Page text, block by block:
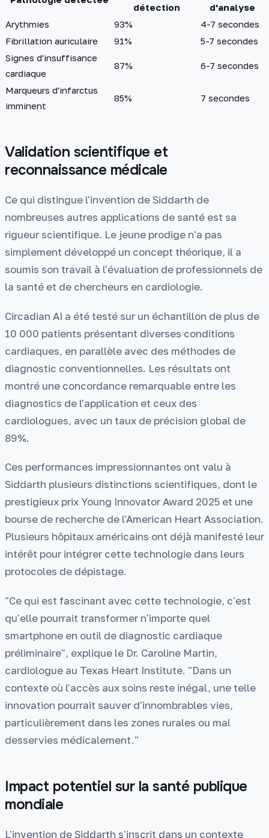
détection
d'analyse
Arythmies
93%
4-7 secondes
Fibrillation auriculaire
91%
5-7 secondes
Signes d'insuffisance
cardiaque
87% 6-7 secondes
Marqueurs d'infarctus
imminent
85% 7 secondes
Validation scientifique et
reconnaissance médicale
Ce qui distingue l'invention de Siddarth de
nombreuses autres applications de santé est sa
rigueur scientifique. Le jeune prodige n'a pas
simplement développé un concept théorique, il a
soumis son travail à l'évaluation de professionnels de
la santé et de chercheurs en cardiologie.
Circadian AI a été testé sur un échantillon de plus de
10 000 patients présentant diverses conditions
cardiaques, en parallèle avec des méthodes de
diagnostic conventionnelles. Les résultats ont
montré une concordance remarquable entre les
diagnostics de l'application et ceux des
cardiologues, avec un taux de précision global de
89%.
Ces performances impressionnantes ont valu à
Siddarth plusieurs distinctions scientifiques, dont le
prestigieux prix Young Innovator Award 2025 et une
bourse de recherche de l'American Heart Association.
Plusieurs hôpitaux américains ont déjà manifesté leur
intérêt pour intégrer cette technologie dans leurs
protocoles de dépistage.
"Ce qui est fascinant avec cette technologie, c'est
qu'elle pourrait transformer n'importe quel
smartphone en outil de diagnostic cardiaque
préliminaire", explique le Dr. Caroline Martin,
cardiologue au Texas Heart Institute. "Dans un
contexte où l'accès aux soins reste inégal, une telle
innovation pourrait sauver d'innombrables vies,
particulièrement dans les zones rurales ou mal
desservies médicalement."
Impact potentiel sur la santé publique
mondiale
L'invention de Siddarth s'inscrit dans un contexte